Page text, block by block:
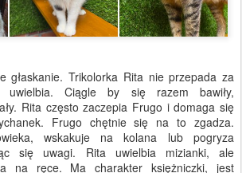
głaskanie. Trikolorka Rita nie przepada za
Ciągle by się razem bawiły,
Rita często zaczepia Frugo i domaga się
Frugo chętnie się na to zgadza.
wskakuje na kolana lub pogryza
się uwagi. Rita uwielbia mizianki, ale
na ręce. Ma charakter księżniczki, jest